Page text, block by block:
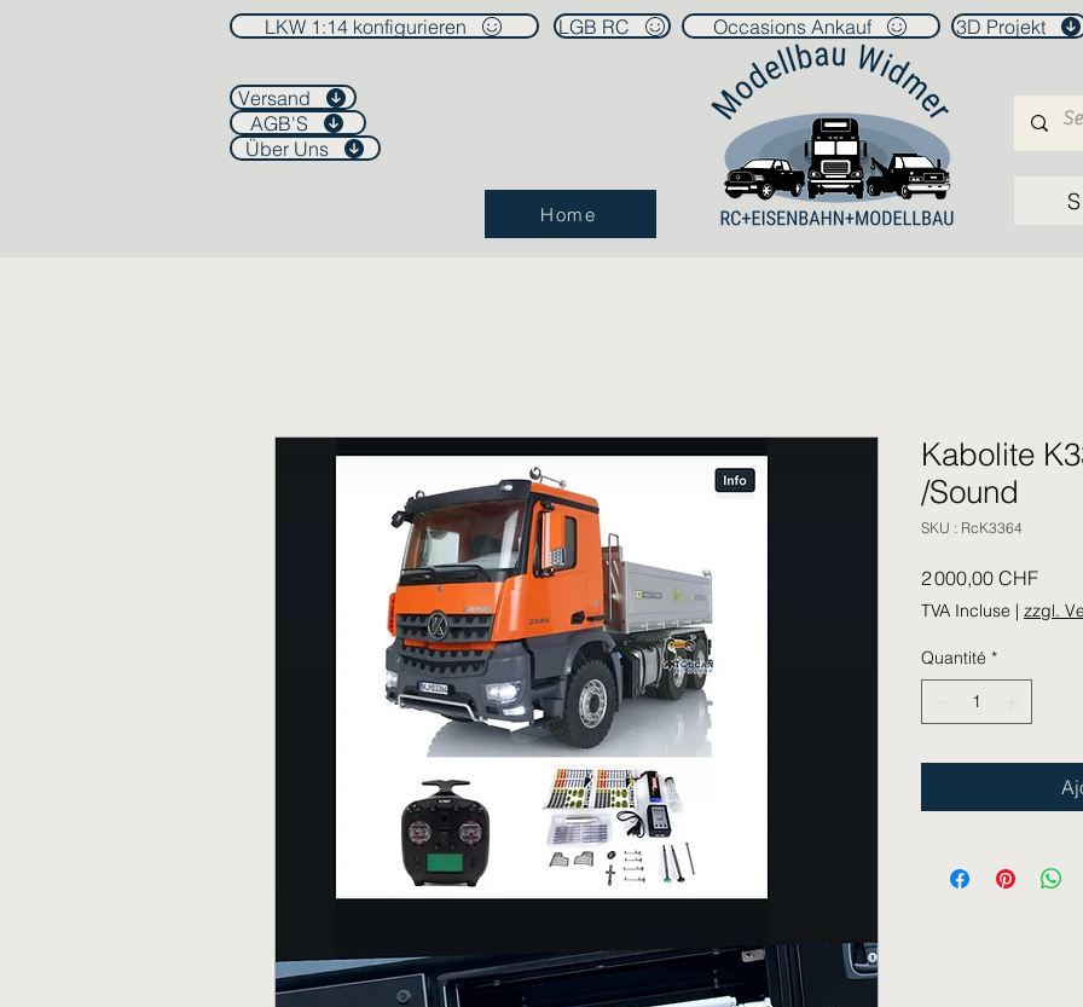
LKW 1:14 konfigurieren LGB RC
Versand
AGB'S
Über Uns
Home
Occasions Ankauf 3D Projekt
Kabolite
/Sound
SKU : RcK3364
2 000,00 CHFPrix
TVA Incluse | zzgl.
Quantité *